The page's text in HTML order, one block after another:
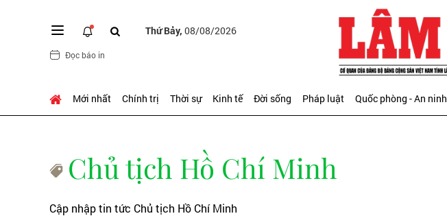
Thứ Bảy, 08/08/2026
Đọc báo in
Mới nhất Chính trị Thời sự Kinh tế Đời sống Pháp luật Quốc phòng - An ninh
Chủ tịch Hồ Chí Minh
Cập nhập tin tức Chủ tịch Hồ Chí Minh